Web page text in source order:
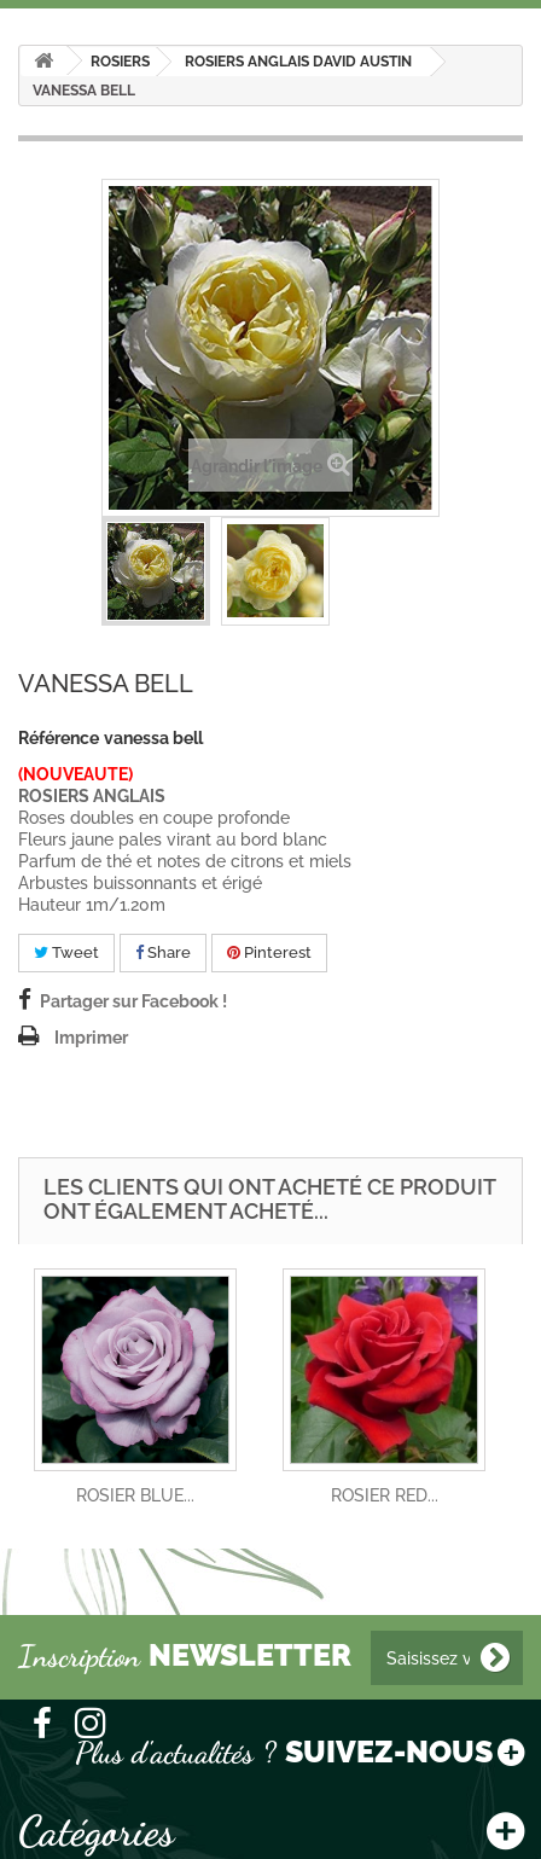
ROSIERS
ROSIERS ANGLAIS DAVID AUSTIN
VANESSA BELL
Agrandir l'image
VANESSA BELL
Référence vanessa bell
(NOUVEAUTE)
ROSIERS ANGLAIS
Roses doubles en coupe profonde
Fleurs jaune pales virant au bord blanc
Parfum de thé et notes de citrons et miels
Arbustes buissonnants et érigé
Hauteur 1m/1.20m
Tweet Share Pinterest
Partager sur Facebook !
Imprimer
LES CLIENTS QUI ONT ACHETÉ CE PRODUIT
ONT ÉGALEMENT ACHETÉ...
ROSIER BLUE... ROSIER RED...
Inscription NEWSLETTER
Plus d'actualités ? SUIVEZ-NOUS !
Catégories